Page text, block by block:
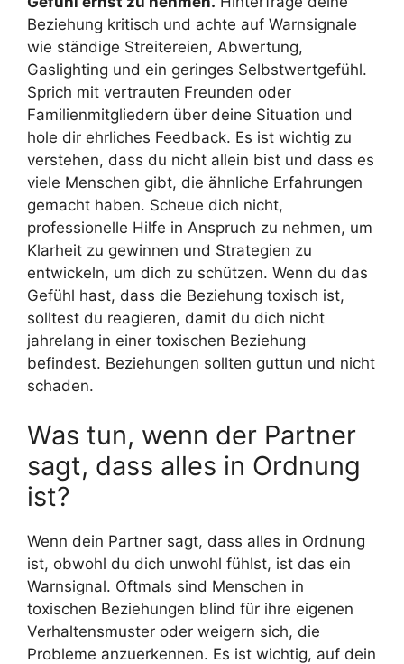
Beziehung kritisch und achte auf Warnsignale
wie ständige Streitereien, Abwertung,
Gaslighting und ein geringes Selbstwertgefühl.
Sprich mit vertrauten Freunden oder
Familienmitgliedern über deine Situation und
hole dir ehrliches Feedback. Es ist wichtig zu
verstehen, dass du nicht allein bist und dass es
viele Menschen gibt, die ähnliche Erfahrungen
gemacht haben. Scheue dich nicht,
professionelle Hilfe in Anspruch zu nehmen, um
Klarheit zu gewinnen und Strategien zu
entwickeln, um dich zu schützen. Wenn du das
Gefühl hast, dass die Beziehung toxisch ist,
solltest du reagieren, damit du dich nicht
jahrelang in einer toxischen Beziehung
befindest. Beziehungen sollten guttun und nicht
schaden.
Was tun, wenn der Partner
sagt, dass alles in Ordnung
ist?
Wenn dein Partner sagt, dass alles in Ordnung
ist, obwohl du dich unwohl fühlst, ist das ein
Warnsignal. Oftmals sind Menschen in
toxischen Beziehungen blind für ihre eigenen
Verhaltensmuster oder weigern sich, die
Probleme anzuerkennen. Es ist wichtig, auf dein